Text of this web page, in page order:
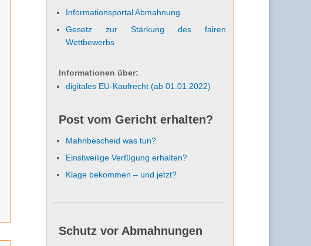
Informationsportal Abmahnung
Gesetz zur Stärkung des fairen
Wettbewerbs
Informationen über:
digitales EU-Kaufrecht (ab 01.01.2022)
Post vom Gericht erhalten?
Mahnbescheid was tun?
Einstweilige Verfügung erhalten?
Klage bekommen – und jetzt?
Schutz vor Abmahnungen